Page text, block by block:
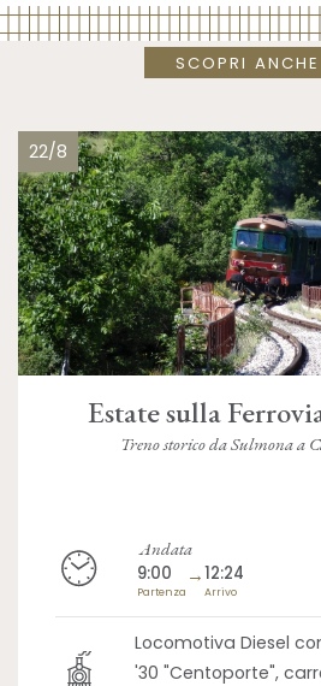
SCOPRI ANCHE
22/8
Estate sulla
Treno storico da Sulmona a
Andata
9:00
Partenza
→12:24
Arrivo
Locomotiva Diesel
'30 "Centoporte",